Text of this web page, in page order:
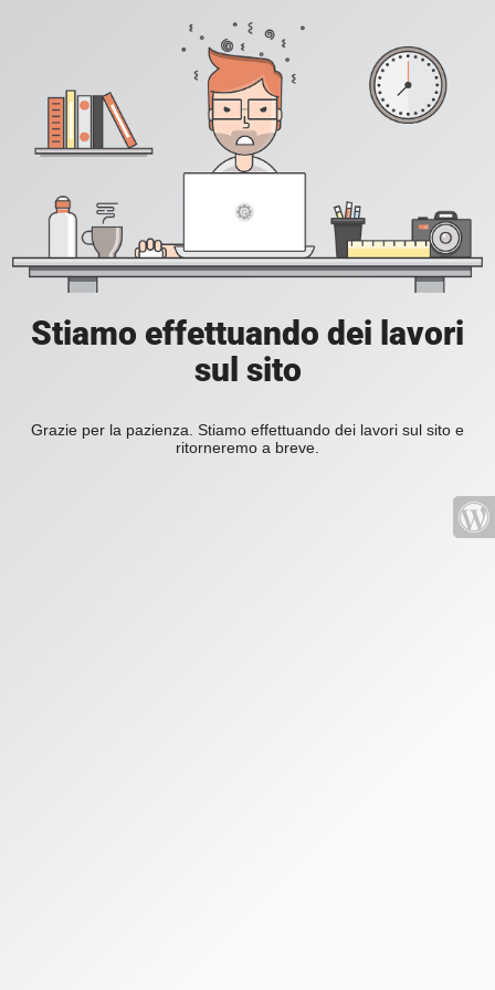
Stiamo effettuando dei lavori
sul sito
Grazie per la pazienza. Stiamo effettuando dei lavori sul sito e
ritorneremo a breve.